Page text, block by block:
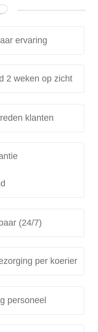
ervaring
2 weken op zicht
klanten
(24/7)
per koerier
personeel